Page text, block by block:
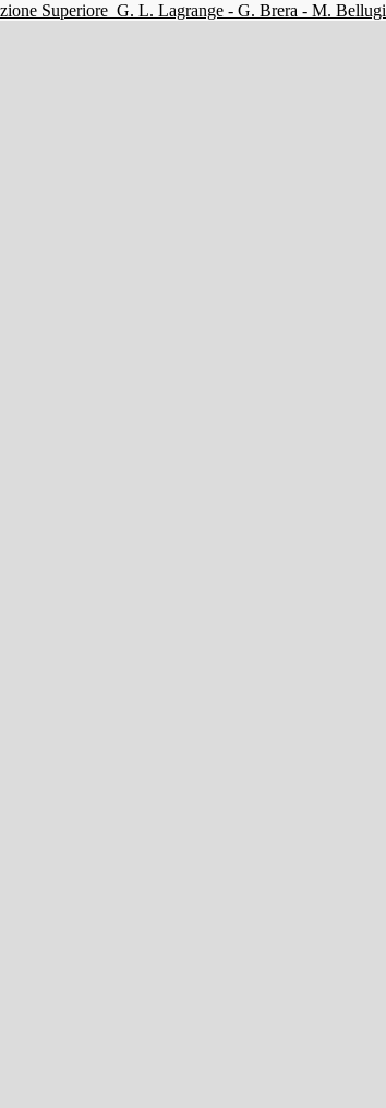
Superiore G. L. Lagrange - G. Brera - M. Bellugi